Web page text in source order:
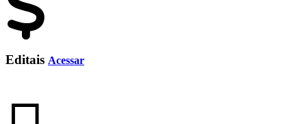
Editais Acessar